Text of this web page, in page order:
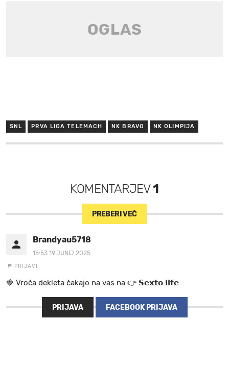
SNL PRVA LIGA TELEMACH NK BRAVO NK OLIMPIJA
KOMENTARJEV1
PREBERI VEČ
Brandyau5718
15:53 19.JUNIJ 2025.
PRIJAVI
🍓 V r o č a d e k l e t a ča k a jo na va s n a 👉 𝗦𝗲𝘅𝘁𝗼.𝗹𝗶𝗳𝗲
PRIJAVA FACEBOOK PRIJAVA